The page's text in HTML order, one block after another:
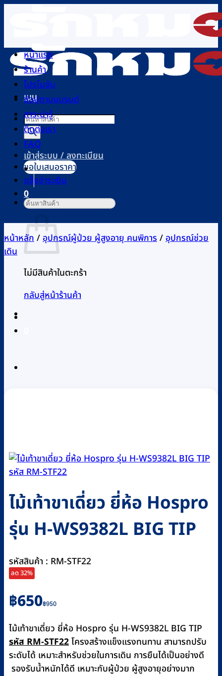
เนื้อหา
เมนู
Products
search
เข้าสู่ระบบ / ลงทะเบียน
0
ตะกร้าสินค้า
ไม่มีสินค้าในตะกร้า
กลับสู่หน้าร้านค้า
หน้าแรก
ร้านค้า
โปรโมชัน
ช้อปตามแบรนด์
สาระน่ารู้
ติดต่อเรา
FAQ
ขอใบเสนอราคา
แจ้งชำระเงิน
ค้นหา:
หน้าหลัก/อุปกรณ์ผู้ป่วย ผู้สูงอายุ คนพิการ/อุปกรณ์ช่วย
เดิน
ไม้เท้าขาเดี่ยว ยี่ห้อ Hospro
รุ่น H-WS9382L BIG TIP
รหัสสินค้า : RM-STF22
ลด 32%
฿950
Original
price
was:
฿950.
฿650
Current
price
is:
฿650.
ไม้เท้าขาเดี่ยว ยี่ห้อ Hospro รุ่น H-WS9382L BIG TIP
รหัส RM-STF22โครงสร้างแข็งแรงทนทาน สามารถปรับ
ระดับได้ เหมาะสำหรับช่วยในการเดิน การยืนได้เป็นอย่างดี
รองรับน้ำหนักได้ดี เหมาะกับผู้ป่วย ผู้สูงอายุอย่างมาก